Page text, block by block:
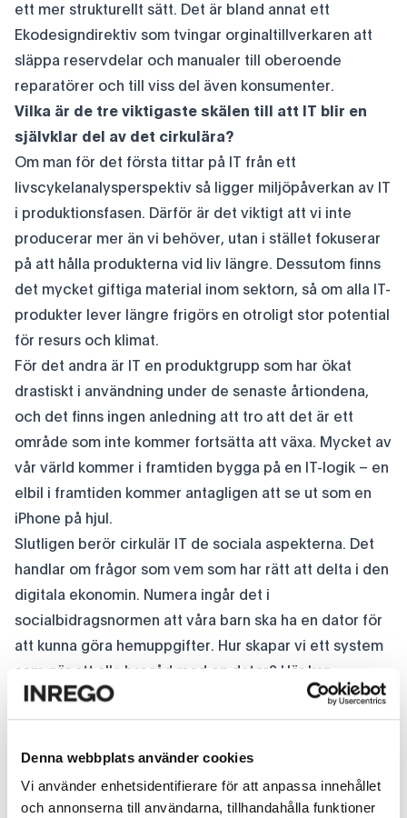
Denna webbplats använder cookies
Vi använder enhetsidentifierare för att anpassa innehållet
och annonserna till användarna, tillhandahålla funktioner
ett mer strukturellt sätt. Det är bland annat ett
Ekodesigndirektiv som tvingar orginaltillverkaren att
släppa reservdelar och manualer till oberoende
reparatörer och till viss del även konsumenter.
Vilka är de tre viktigaste skälen till att IT blir en
självklar del av det cirkulära?
Om man för det första tittar på IT från ett
livscykelanalysperspektiv så ligger miljöpåverkan av IT
i produktionsfasen. Därför är det viktigt att vi inte
producerar mer än vi behöver, utan i stället fokuserar
på att hålla produkterna vid liv längre. Dessutom finns
det mycket giftiga material inom sektorn, så om alla IT-
produkter lever längre frigörs en otroligt stor potential
för resurs och klimat.
För det andra är IT en produktgrupp som har ökat
drastiskt i användning under de senaste årtiondena,
och det finns ingen anledning att tro att det är ett
område som inte kommer fortsätta att växa. Mycket av
vår värld kommer i framtiden bygga på en IT-logik – en
elbil i framtiden kommer antagligen att se ut som en
iPhone på hjul.
Slutligen berör cirkulär IT de sociala aspekterna. Det
handlar om frågor som vem som har rätt att delta i den
digitala ekonomin. Numera ingår det i
socialbidragsnormen att våra barn ska ha en dator för
att kunna göra hemuppgifter. Hur skapar vi ett system
som gör att alla har råd med en dator? Här kan
cirkulära lösningar spela en stor roll för rätten att ta del
av den digitala utvecklingen.
Vi behöver ett utvecklat ekonomiskt regelverk på plats